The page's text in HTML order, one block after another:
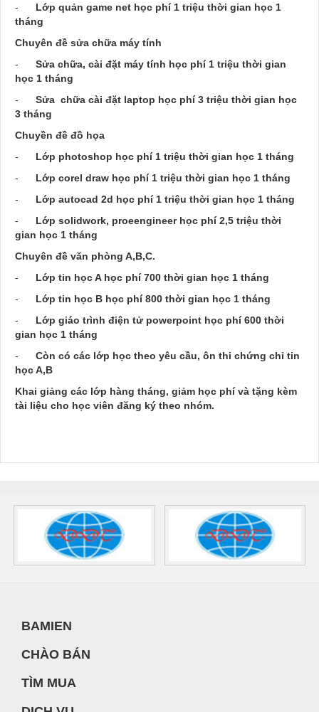
- Lớp quản game net học phí 1 triệu thời gian học 1
tháng
Chuyên đề sửa chữa máy tính
- Sửa chữa, cài đặt máy tính học phí 1 triệu thời gian
học 1 tháng
- Sửa chữa cài đặt laptop học phí 3 triệu thời gian học
3 tháng
Chuyền đề đồ họa
- Lớp photoshop học phí 1 triệu thời gian học 1 tháng
- Lớp corel draw học phí 1 triệu thời gian học 1 tháng
- Lớp autocad 2d học phí 1 triệu thời gian học 1 tháng
- Lớp solidwork, proeengineer học phí 2,5 triệu thời
gian học 1 tháng
Chuyên đề văn phòng A,B,C.
- Lớp tin học A học phí 700 thời gian học 1 tháng
- Lớp tin học B học phí 800 thời gian học 1 tháng
- Lớp giáo trình điện tử powerpoint học phí 600 thời
gian học 1 tháng
- Còn có các lớp học theo yêu cầu, ôn thi chứng chỉ tin
học A,B
Khai giảng các lớp hàng tháng, giảm học phí và tặng kèm
tài liệu cho học viên đăng ký theo nhóm.
BAMIEN
CHÀO BÁN
TÌM MUA